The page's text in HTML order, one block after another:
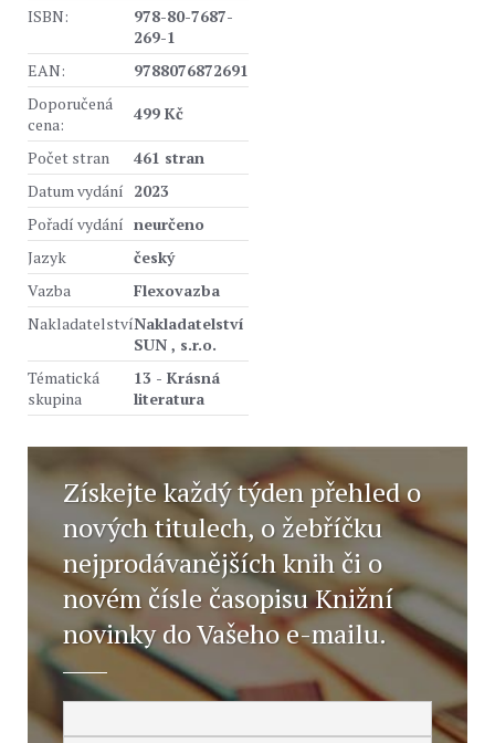
ISBN:
978-80-7687-
269-1
EAN:
9788076872691
Doporučená
cena:
499 Kč
Počet stran
461 stran
Datum vydání 2023
Pořadí vydání neurčeno
Jazyk
český
Vazba
Flexovazba
NakladatelstvíNakladatelství
SUN , s.r.o.
Tématická
skupina
13 - Krásná
literatura
Získejte každý týden přehled o
nových titulech, o žebříčku
nejprodávanějších knih či o
novém čísle časopisu Knižní
novinky do Vašeho e-mailu.